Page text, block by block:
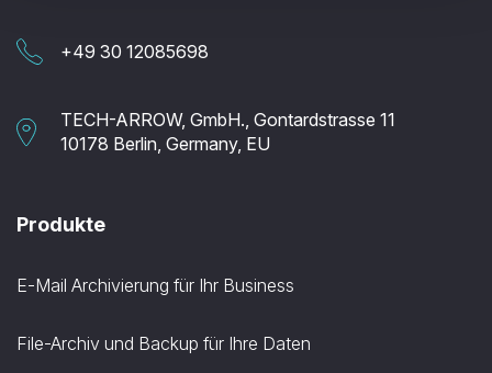
+49 30 12085698
TECH-ARROW, GmbH., Gontardstrasse 11
10178 Berlin, Germany, EU
Produkte
E-Mail Archivierung für Ihr Business
File-Archiv und Backup für Ihre Daten